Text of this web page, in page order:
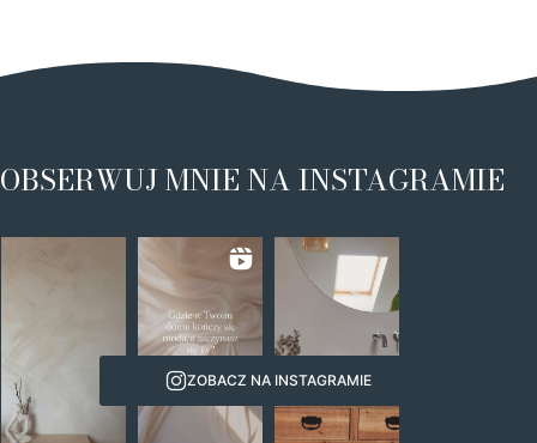
OBSERWUJ MNIE NA INSTAGRAMIE
ZOBACZ NA INSTAGRAMIE